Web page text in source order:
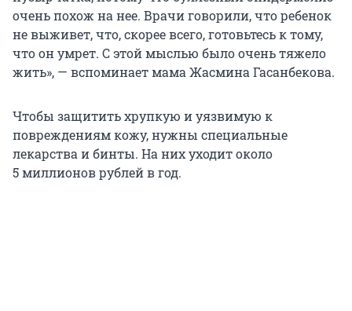
очень похож на нее. Врачи говорили, что ребенок
не выживет, что, скорее всего, готовьтесь к тому,
что он умрет. С этой мыслью было очень тяжело
жить», — вспоминает мама Жасмина Гасанбекова.
Чтобы защитить хрупкую и уязвимую к
повреждениям кожу, нужны специальные
лекарства и бинты. На них уходит около
5 миллионоврублей в год.